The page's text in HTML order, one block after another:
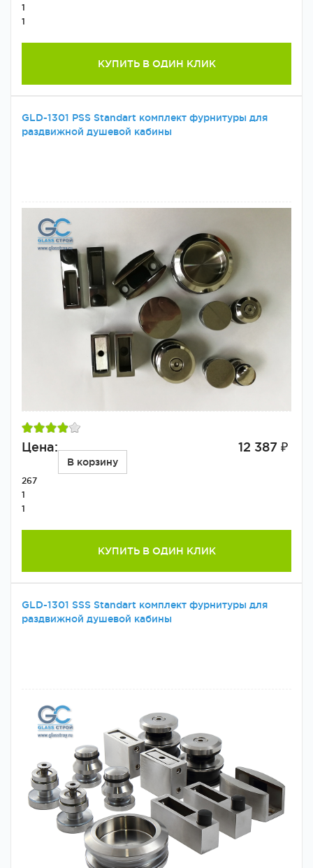
1
1
КУПИТЬ В ОДИН КЛИК
GLD-1301 PSS Standart комплект фурнитуры для
раздвижной душевой кабины
Цена: 12 387 ₽
В корзину
267
1
1
КУПИТЬ В ОДИН КЛИК
GLD-1301 SSS Standart комплект фурнитуры для
раздвижной душевой кабины